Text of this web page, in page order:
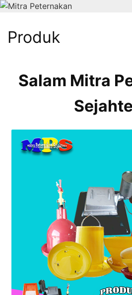
Langsung
konten
Mitra
Peternakan
Unggas
Produk
Salam Mitra